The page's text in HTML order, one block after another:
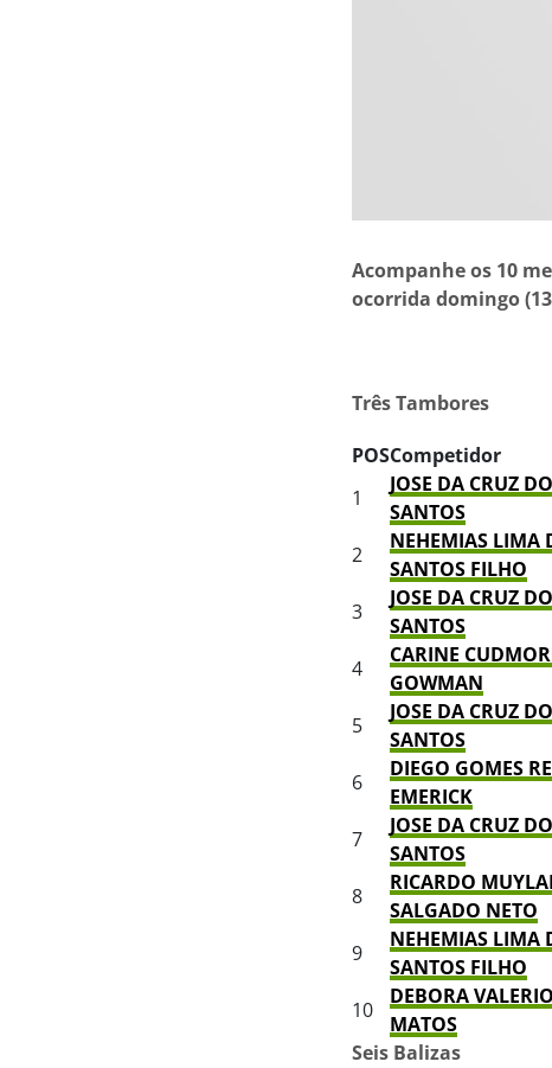
Acompanhe os 10
ocorrida domingo
Três Tambores
POSCompetidor
1
JOSE DA CRUZ
SANTOS
2
NEHEMIAS LIMA
SANTOS FILHO
3
JOSE DA CRUZ
SANTOS
4
CARINE
GOWMAN
5
JOSE DA CRUZ
SANTOS
6
DIEGO GOMES
EMERICK
7
JOSE DA CRUZ
SANTOS
8
RICARDO
SALGADO NETO
9
NEHEMIAS LIMA
SANTOS FILHO
10
DEBORA VALERIO
MATOS
Seis Balizas